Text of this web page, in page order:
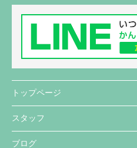
トップページ
スタッフ
ブログ